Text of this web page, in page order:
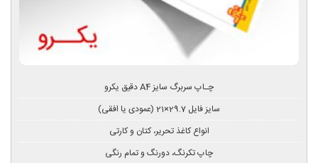
چـاپ سربرگ سایز A4 دقیق یکرو
سایز فایل 29.7×21 (عمودی یا افقی)
انواع کاغذ تحریر، کتان و کارتی
چاپ تکرنگ، دورنگ و تمام رنگی